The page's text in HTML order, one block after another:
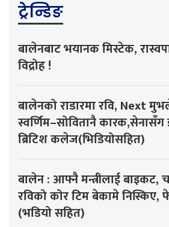
ट्रेन्डिङ
बालेनबाट भयानक मिस्टेक,
विद्रोह !
बालेनको राडारमा रवि, Next
स्वर्णिम–सोवितानै
ब्रिटिश कलेज(भिडियोसहित)
बालेन : आफ्नै मन्त्रीलाई बाइकट,
रविको कोर टिम बेकामे निस्किए,
(भडियो सहित)